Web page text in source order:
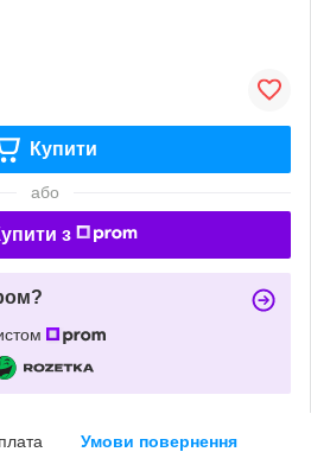
Купити
або
з
Умови повернення